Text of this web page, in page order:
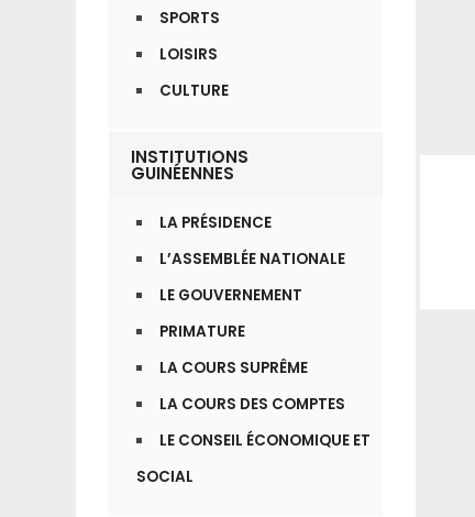
SPORTS
LOISIRS
CULTURE
INSTITUTIONS
GUINÉENNES
LA PRÉSIDENCE
L’ASSEMBLÉE NATIONALE
LE GOUVERNEMENT
PRIMATURE
LA COURS SUPRÊME
LA COURS DES COMPTES
LE CONSEIL ÉCONOMIQUE ET
SOCIAL